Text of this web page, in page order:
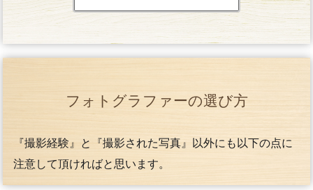
フォトグラファーの選び方
『撮影経験』と『撮影された写真』以外にも以下の点に
注意して頂ければと思います。